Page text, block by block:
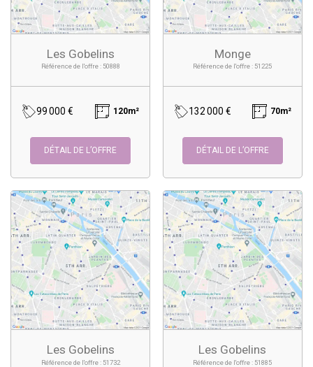
Les Gobelins
Référence de l'offre : 50888
99 000 € 120m²
DÉTAIL DE L’OFFRE
Monge
Référence de l'offre : 51225
132 000 € 70m²
DÉTAIL DE L’OFFRE
Les Gobelins
Référence de l'offre : 51732
Les Gobelins
Référence de l'offre : 51885